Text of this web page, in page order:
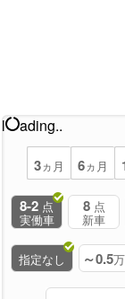
l ading..
3ヵ月 6ヵ月
8-2 点
実働車
8 点
新車
指定なし ～0.5